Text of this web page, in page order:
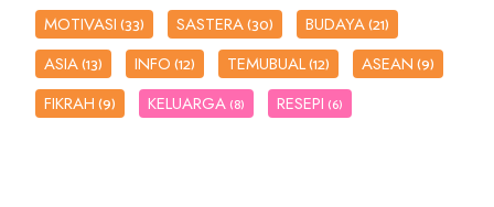
MOTIVASI(33) SASTERA(30) BUDAYA(21)
ASIA(13) INFO(12) TEMUBUAL(12) ASEAN(9)
FIKRAH(9) KELUARGA (8) RESEPI (6)